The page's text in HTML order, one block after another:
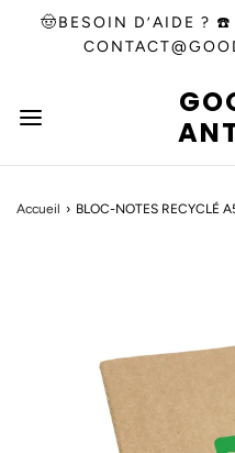
🤠BESOIN D’AIDE ?
Accueil › BLOC-NOTES RECYCLÉ